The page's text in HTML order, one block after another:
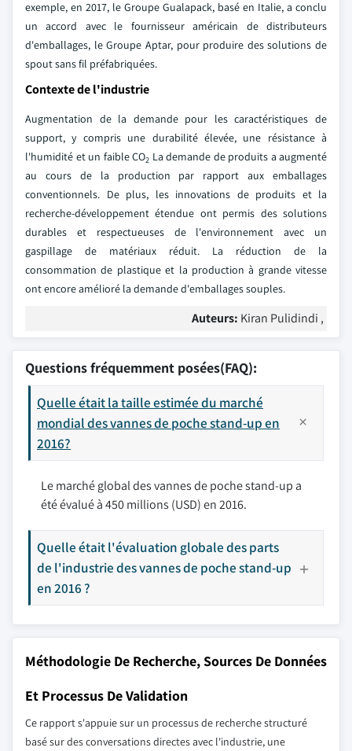
exemple, en 2017, le Groupe Gualapack, basé en Italie, a conclu
un accord avec le fournisseur américain de distributeurs
d'emballages, le Groupe Aptar, pour produire des solutions de
spout sans fil préfabriquées.
Contexte de l'industrie
Augmentation de la demande pour les caractéristiques de
support, y compris une durabilité élevée, une résistance à
l'humidité et un faible CO2 La demande de produits a augmenté
au cours de la production par rapport aux emballages
conventionnels. De plus, les innovations de produits et la
recherche-développement étendue ont permis des solutions
durables et respectueuses de l'environnement avec un
gaspillage de matériaux réduit. La réduction de la
consommation de plastique et la production à grande vitesse
ont encore amélioré la demande d'emballages souples.
Auteurs: Kiran Pulidindi ,
Questions fréquemment posées(FAQ):
Quelle était la taille estimée du marché
mondial des vannes de poche stand-up en
2016?
Le marché global des vannes de poche stand-up a
été évalué à 450 millions (USD) en 2016.
Quelle était l'évaluation globale des parts
de l'industrie des vannes de poche stand-up
en 2016 ?
Méthodologie De Recherche, Sources De Données
Et Processus De Validation
Ce rapport s'appuie sur un processus de recherche structuré
basé sur des conversations directes avec l'industrie, une